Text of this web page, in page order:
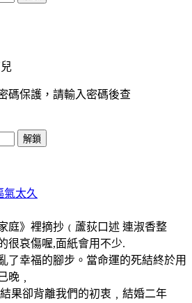
碼保護，請輸入密碼後查
解鎖
氣太久
庭》裡摘抄﹙蘆荻口述 連淑香整
很哀傷喔,面紙會用不少.
了幸福的腳步。當命運的死結終於用
晚﹐
果卻背離我們的初衷﹐結婚二年